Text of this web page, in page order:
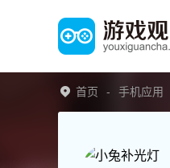
首页 手机应用